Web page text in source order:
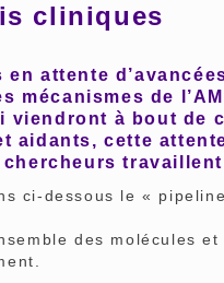
cliniques
en attente
mécanismes de
viendront à bout de
aidants, cette
chercheurs
ci-dessous le «
des molécules